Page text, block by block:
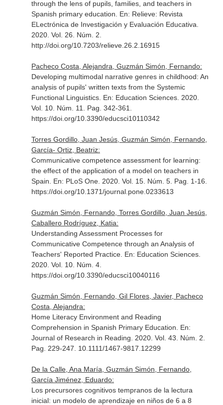
through the lens of pupils, families, and teachers in
Spanish primary education. En: Relieve: Revista
ELectrónica de Investigación y Evaluación Educativa
2020. Vol. 26. Núm. 2.
http://doi.org/10.7203/relieve.26.2.16915
Pacheco Costa, Alejandra, Guzmán Simón, Fernando:
Developing multimodal narrative genres in childhood: An
analysis of pupils' written texts from the Systemic
Functional Linguistics. En: Education Sciences. 2020.
Vol. 10. Núm. 11. Pag. 342-361.
https://doi.org/10.3390/educsci10110342
Torres Gordillo, Juan Jesús, Guzmán Simón, Fernando,
García- Ortiz, Beatriz:
Communicative competence assessment for learning:
the effect of the application of a model on teachers in
Spain. En: PLoS One. 2020. Vol. 15. Núm. 5. Pag. 1-16.
https://doi.org/10.1371/journal.pone.0233613
Guzmán Simón, Fernando, Torres Gordillo, Juan Jesús,
Caballero Rodríguez, Katia:
Understanding Assessment Processes for
Communicative Competence through an Analysis of
Teachers' Reported Practice. En: Education Sciences.
2020. Vol. 10. Núm. 4.
https://doi.org/10.3390/educsci10040116
Guzmán Simón, Fernando, Gil Flores, Javier, Pacheco
Costa, Alejandra:
Home Literacy Environment and Reading
Comprehension in Spanish Primary Education. En:
Journal of Research in Reading . 2020. Vol. 43. Núm. 2.
Pag. 229-247. 10.1111/1467-9817.12299
De la Calle, Ana María, Guzmán Simón, Fernando,
García Jiménez, Eduardo:
Los precursores cognitivos tempranos de la lectura
inicial: un modelo de aprendizaje en niños de 6 a 8